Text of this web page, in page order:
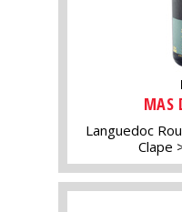
MAS
Languedoc
Clape